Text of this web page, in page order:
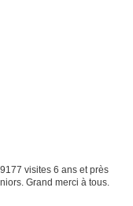
visites 6 ans et près
Grand merci à tous.